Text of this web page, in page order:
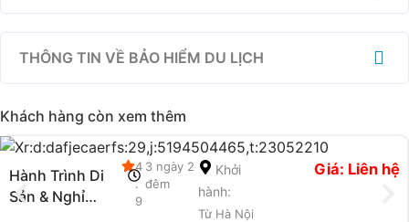
THÔNG TIN VỀ BẢO HIỂM DU LỊCH
Khách hàng còn xem thêm
Hành Trình Di
Sản & Nghỉ
4
.
9
3 ngày 2
đêm
Khởi
hành:
Từ Hà Nội
Giá: Liên hệ